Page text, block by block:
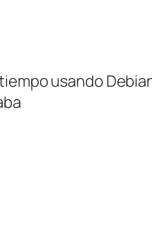
usando